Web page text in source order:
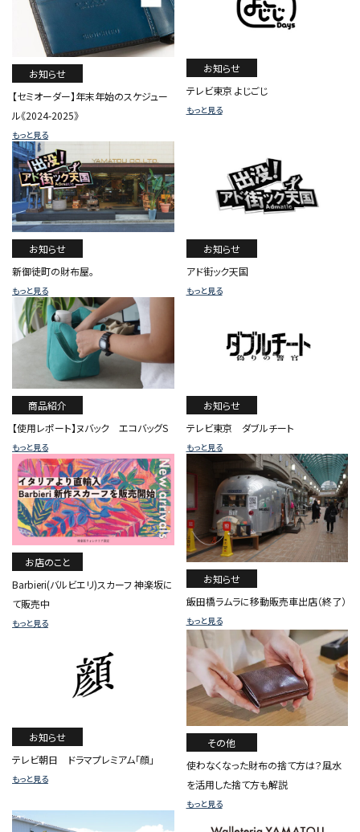
お知らせ
【セミオーダー】年末年始のスケジュー
ル《2024-2025》
もっと見る
お知らせ
テレビ東京 よじごじ
もっと見る
お知らせ
新御徒町の財布屋。
もっと見る
お知らせ
アド街ック天国
もっと見る
商品紹介
【使用レポート】ヌバック エコバッグS
もっと見る
お知らせ
テレビ東京 ダブルチート
もっと見る
お店のこと
Barbieri(バルビエリ)スカーフ 神楽坂に
て販売中
もっと見る
お知らせ
飯田橋ラムラに移動販売車出店（終了）
もっと見る
お知らせ
テレビ朝日 ドラマプレミアム「顔」
もっと見る
その他
使わなくなった財布の捨て方は？風水
を活用した捨て方も解説
もっと見る